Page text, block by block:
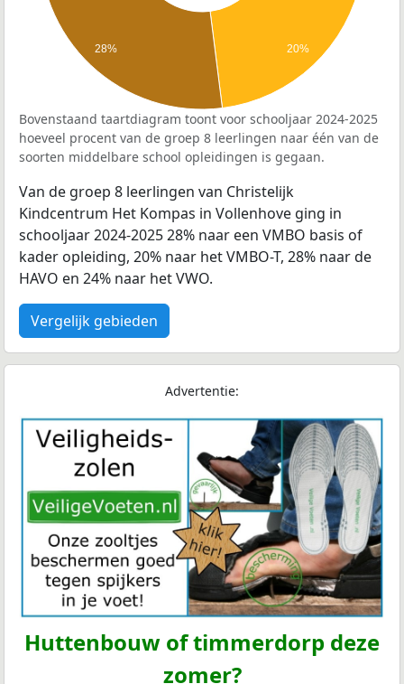
20%
28%
Bovenstaand taartdiagram toont voor schooljaar 2024-2025
hoeveel procent van de groep 8 leerlingen naar één van de
soorten middelbare school opleidingen is gegaan.
Van de groep 8 leerlingen van Christelijk
Kindcentrum Het Kompas in Vollenhove ging in
schooljaar 2024-2025 28% naar een VMBO basis of
kader opleiding, 20% naar het VMBO-T, 28% naar de
HAVO en 24% naar het VWO.
Vergelijk gebieden
Advertentie:
Huttenbouw of timmerdorp deze
zomer?